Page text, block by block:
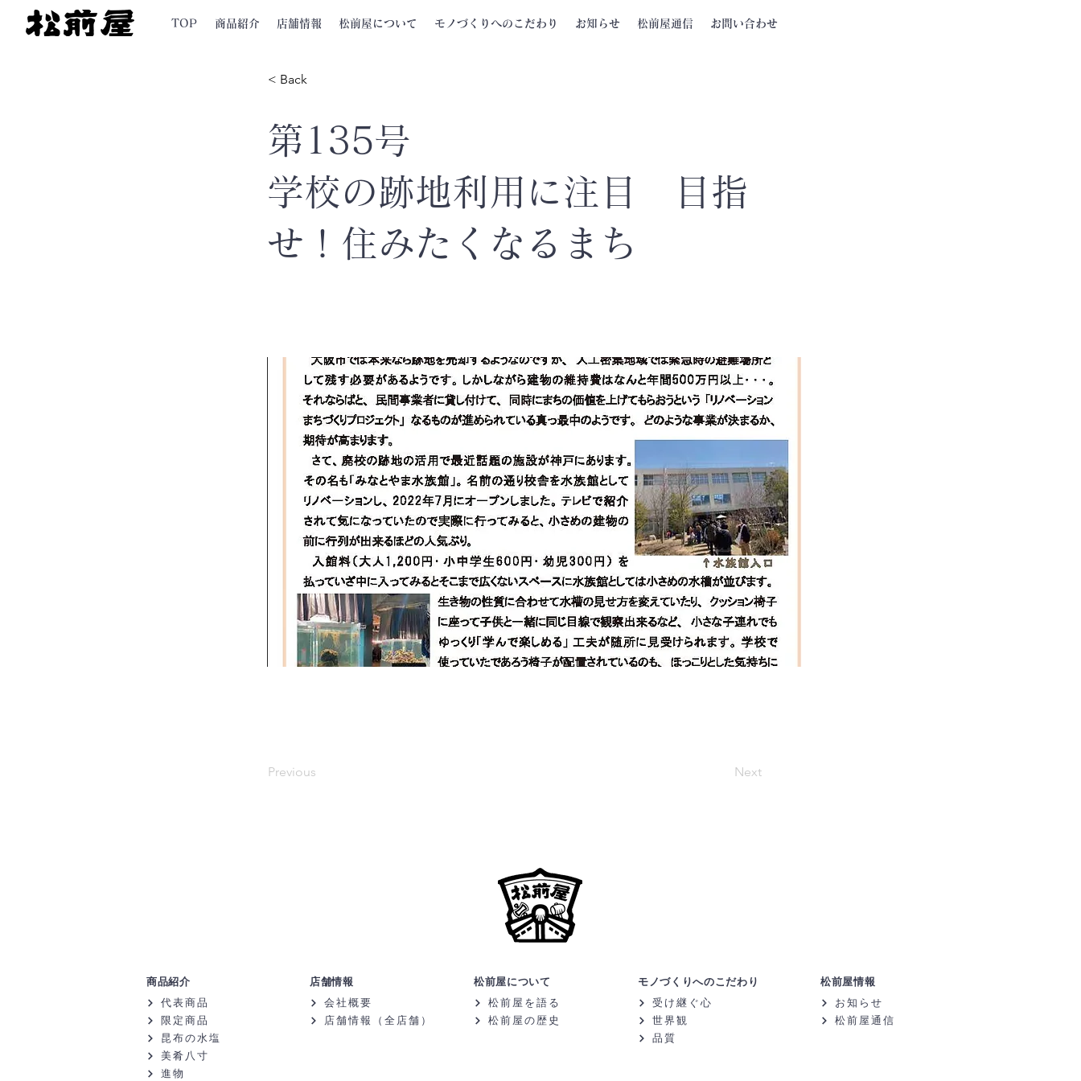
TOP 商品紹介 店舗情報 松前屋について モノづくりへのこだわり お知らせ 松前屋通信 お問い合わせ
< Back
第135号
学校の跡地利用に注目 目指
せ！住みたくなるまち
Previous Next
商品紹介
代表商品
限定商品
店舗情報
会社概要
店舗情報（全店舗）
松前屋について
松前屋を語る
松前屋の歴史
昆布の水塩
モノづくりへのこだわり
受け継ぐ心
世界観
松前屋情報
お知らせ
松前屋通信
品質
美肴八寸
進物